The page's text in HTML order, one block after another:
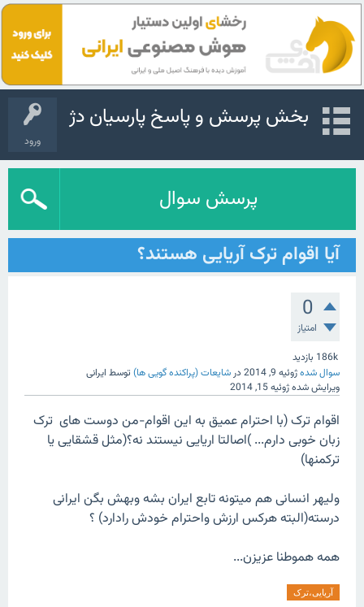
ورود
بخش پرسش و پاسخ پارسیان دژ
پرسش سوال
آیا اقوام ترک آریایی هستند؟
0
امتیاز
186k بازدید
سوال شدهژوئیه 9, 2014 در شایعات (پراکنده گویی ها) توسط ایرانی
ویرایش شدهژوئیه 15, 2014
اقوام ترک (با احترام عمیق به این اقوام-من دوست های ترک
زبان خوبی دارم... )اصالتا اریایی نیستند نه؟(مثل قشقایی یا
ترکمنها)
ولیهر انسانی هم میتونه تابع ایران بشه وبهش بگن ایرانی
درسته(البته هرکس ارزش واحترام خودش رادارد) ؟
همه هموطنا عزیزن...
آریایی،ترک